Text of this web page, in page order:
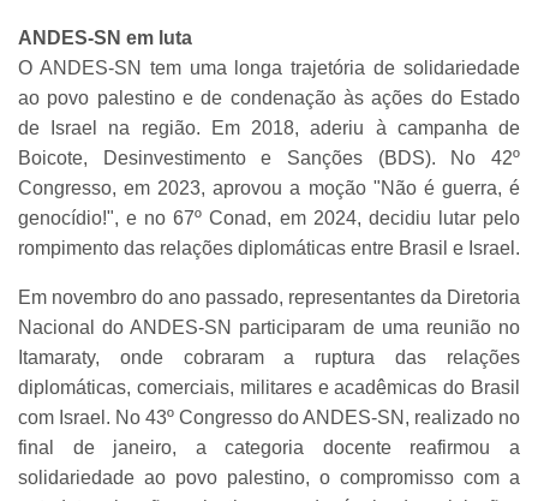
ANDES-SN em luta
O ANDES-SN tem uma longa trajetória de solidariedade
ao povo palestino e de condenação às ações do Estado
de Israel na região. Em 2018, aderiu à campanha de
Boicote, Desinvestimento e Sanções (BDS). No 42º
Congresso, em 2023, aprovou a moção "Não é guerra, é
genocídio!", e no 67º Conad, em 2024, decidiu lutar pelo
rompimento das relações diplomáticas entre Brasil e Israel.
Em novembro do ano passado, representantes da Diretoria
Nacional do ANDES-SN participaram de uma reunião no
Itamaraty, onde cobraram a ruptura das relações
diplomáticas, comerciais, militares e acadêmicas do Brasil
com Israel. No 43º Congresso do ANDES-SN, realizado no
final de janeiro, a categoria docente reafirmou a
solidariedade ao povo palestino, o compromisso com a